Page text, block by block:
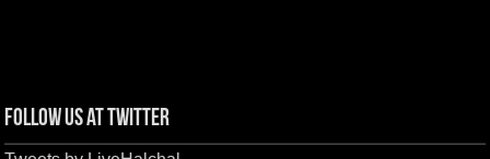
Follow us at Twitter